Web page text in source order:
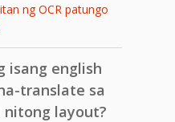
ng OCR patungo
isang english
translate sa
layout?